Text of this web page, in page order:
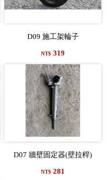
D09 施工架輪子
NT$ 319
D07 牆壁固定器(壁拉桿)
NT$ 281